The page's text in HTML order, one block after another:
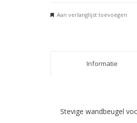
Aan verlanglijst toevoegen
Informatie
Stevige wandbeugel